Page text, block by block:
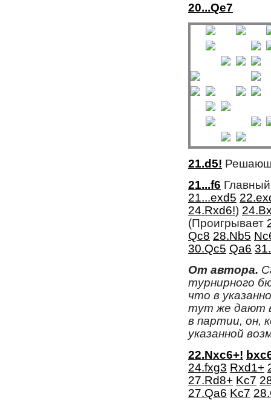
20...Qe7
21.d5!
21...f6
21...exd5
24.Rxd6!)
(Проигрывает
Qc8 28.Nb5
30.Qc5 Qa6
От автора.
турнирного
что в
тут же дают
в партии, он,
указанной
22.Nxc6+!
24.fxg3 Rxd1+
27.Rd8+ Kc7
27.Qa6 Kc7